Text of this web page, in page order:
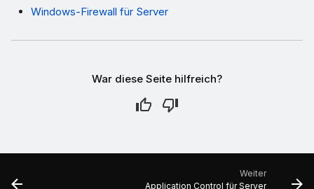
Windows-Firewall für Server
War diese Seite hilfreich?
Weiter
Application Control für Server